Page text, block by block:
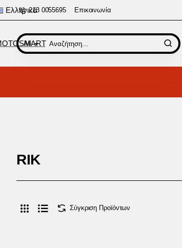
213 0055695 Επικοινωνία
Ελληνικά
All
Αναζήτηση...
RIK
Σύγκριση Προϊόντων